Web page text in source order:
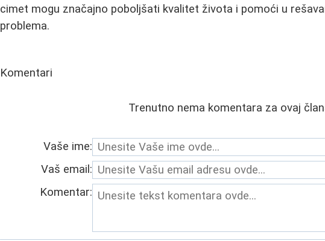
cimet mogu značajno poboljšati kvalitet života i pomoći u
problema.
Komentari
Trenutno nema komentara za ovaj
Vaše ime:
Vaš email:
Komentar: